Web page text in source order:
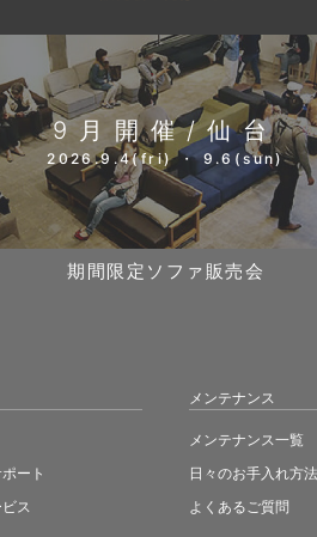
9月開催/仙台
2026.9.4(fri) ・ 9.6(sun)
期間限定ソファ販売会
ート
ス
メンテナンス
メンテナンス一覧
日々のお手入れ方法
よくあるご質問